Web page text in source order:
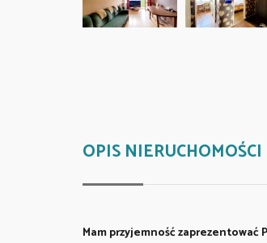
OPIS NIERUCHOMOŚCI
Mam przyjemność zaprezentować